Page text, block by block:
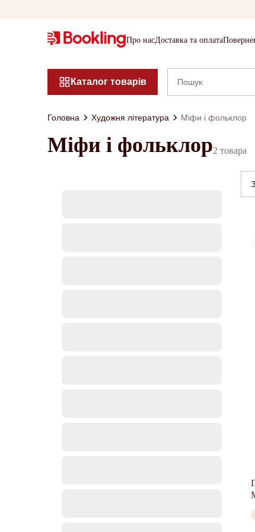
Про насДоставка та оплата
Каталог товарів
Головна Художня література Міфи і фольклор
Міфи і фольклор2 товара